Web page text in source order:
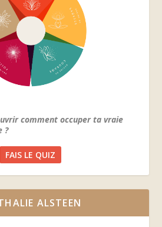
comment occuper ta vraie
?
FAIS LE QUIZ
ALSTEEN